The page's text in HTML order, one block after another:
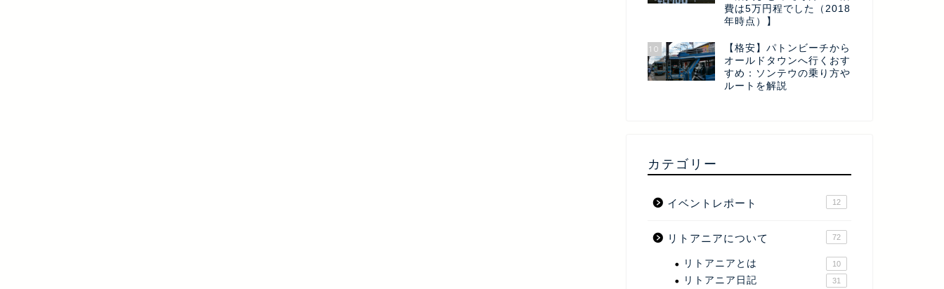
費は5万円程でした（2018
年時点）】
10
【格安】パトンビーチから
オールドタウンへ行くおす
すめ：ソンテウの乗り方や
ルートを解説
カテゴリー
イベントレポート 12
リトアニアについて 72
リトアニアとは 10
リトアニア日記 31